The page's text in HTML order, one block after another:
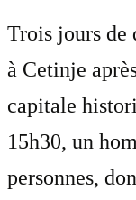
Trois jours de
à Cetinje
capitale
15h30, un
personnes,